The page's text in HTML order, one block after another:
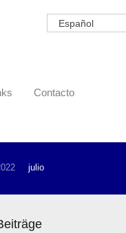
Español
Contacto
julio